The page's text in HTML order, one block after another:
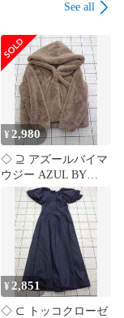
See all
¥ 2,980
◇ ⊇ アズールバイマ
ウジー AZUL BY
MOUSSY フェイクフ
ァー フーディジャケ
ット ベージュ系 Sサ
イズ レディース E
【1604220015357】
¥ 2,851
◇ ⊂ トッコクローゼ